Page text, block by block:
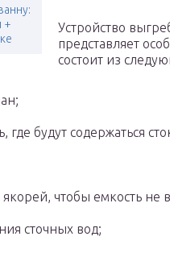
+
Устройство
представляет
состоит из
где будут содержаться
чтобы емкость не
сточных вод;